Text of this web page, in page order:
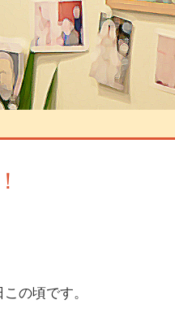
の頃です。